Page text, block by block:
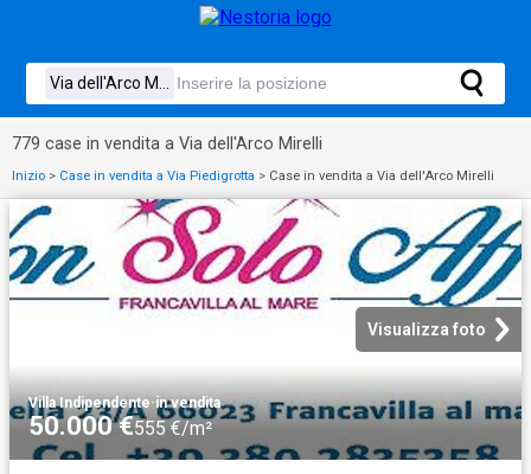
779 case in vendita a Via dell'Arco Mirelli
Inizio > Case in vendita a Via Piedigrotta > Case in vendita a Via dell'Arco Mirelli
Visualizza foto
Villa Indipendente·in vendita
50.000 €555 €/m²